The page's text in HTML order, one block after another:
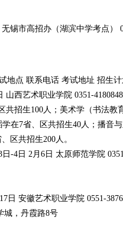
锡市高招办（湖滨中学考点）
地点 联系电话 考试地址 招生计
山西艺术职业学院 0351-
共招生100人；美术学（书法教
在7省、区共招生40人；播音
区共招生200人。
-4日 2月6日 太原师范学院
日 安徽艺术职业学院 0551-
城，丹霞路8号